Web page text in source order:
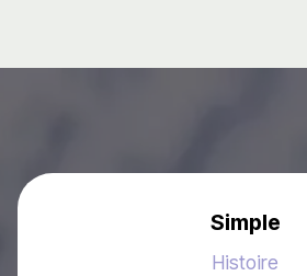
Simple
Histoire